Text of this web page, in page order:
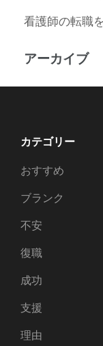
看護師の転職
アーカイブ
カテゴリー
おすすめ
ブランク
不安
復職
成功
支援
理由